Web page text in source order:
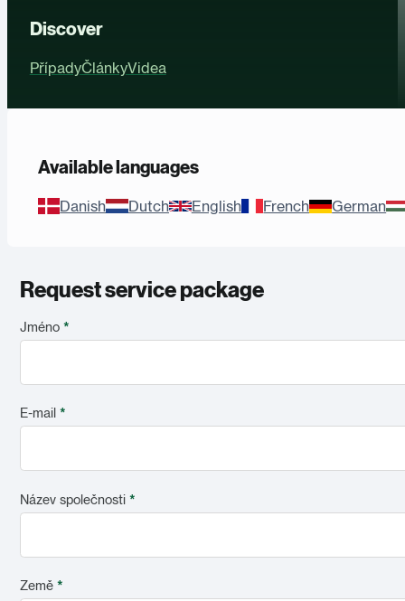
Discover
PřípadyČlánkyVidea
Available languages
Danish Dutch English French German
Request service package
Jméno *
E-mail *
Název společnosti *
Země *